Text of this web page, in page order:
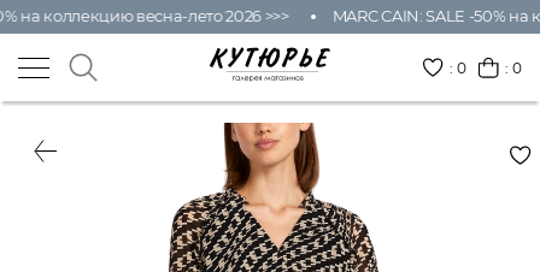
на коллекцию весна-лето 2026 >>> MARC CAIN: SALE -50% на
:0 : 0